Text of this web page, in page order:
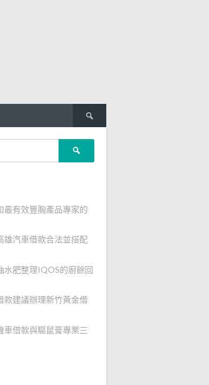
尋
關
鍵
最有效豐胸產品專家的
雄汽車借款合法並搭配
水肥整理IQOS的廚餘回
款建議辦理新竹黃金借
車借款與驅鼠膏專業三